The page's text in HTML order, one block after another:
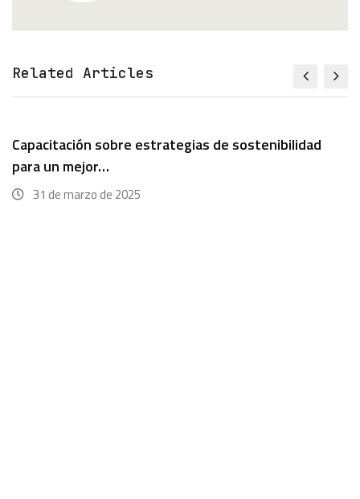
Related Articles
Capacitación sobre estrategias de sostenibilidad
para un mejor…
31 de marzo de 2025